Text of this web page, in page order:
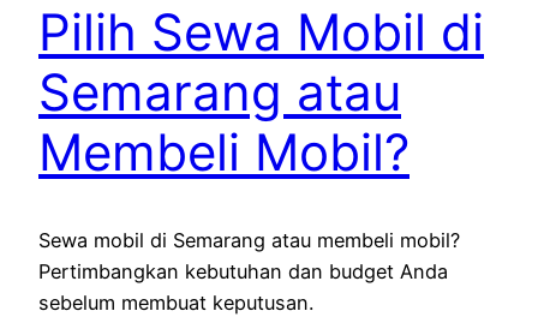
Pilih Sewa Mobil di
Semarang atau
Membeli Mobil?
Sewa mobil di Semarang atau membeli mobil?
Pertimbangkan kebutuhan dan budget Anda
sebelum membuat keputusan.